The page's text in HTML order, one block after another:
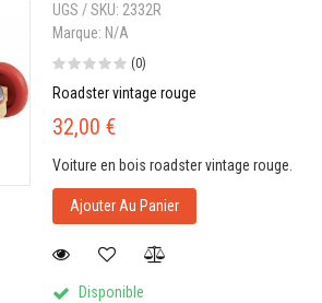
UGS / SKU: 2332R
Marque: N/A
(0)
Roadster vintage rouge
32,00 €
Voiture en bois roadster vintage rouge.
Ajouter Au Panier
Disponible